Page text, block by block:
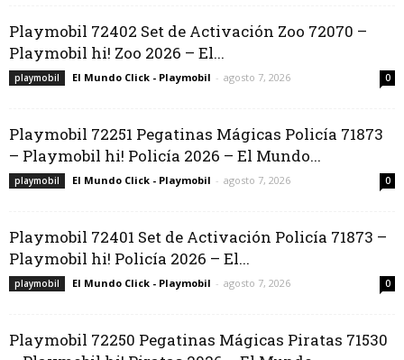
Playmobil 72402 Set de Activación Zoo 72070 –
Playmobil hi! Zoo 2026 – El...
playmobil El Mundo Click - Playmobil - agosto 7, 2026 0
Playmobil 72251 Pegatinas Mágicas Policía 71873
– Playmobil hi! Policía 2026 – El Mundo...
playmobil El Mundo Click - Playmobil - agosto 7, 2026 0
Playmobil 72401 Set de Activación Policía 71873 –
Playmobil hi! Policía 2026 – El...
playmobil El Mundo Click - Playmobil - agosto 7, 2026 0
Playmobil 72250 Pegatinas Mágicas Piratas 71530